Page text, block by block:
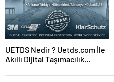
UETDS Nedir ? Uetds.com İle
Akıllı Dijital Taşımacılık